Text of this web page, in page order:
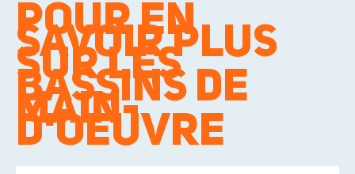
POUR EN
SAVOIR PLUS
SUR LES
BASSINS DE
MAIN-
D'OEUVRE